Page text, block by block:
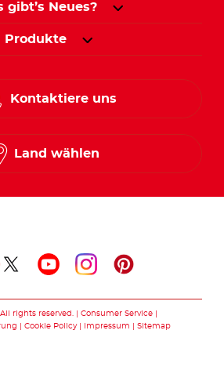
gibt’s Neues?
Produkte
Kontaktiere uns
Land wählen
rights reserved.
Consumer Service
Cookie Policy Impressum Sitemap